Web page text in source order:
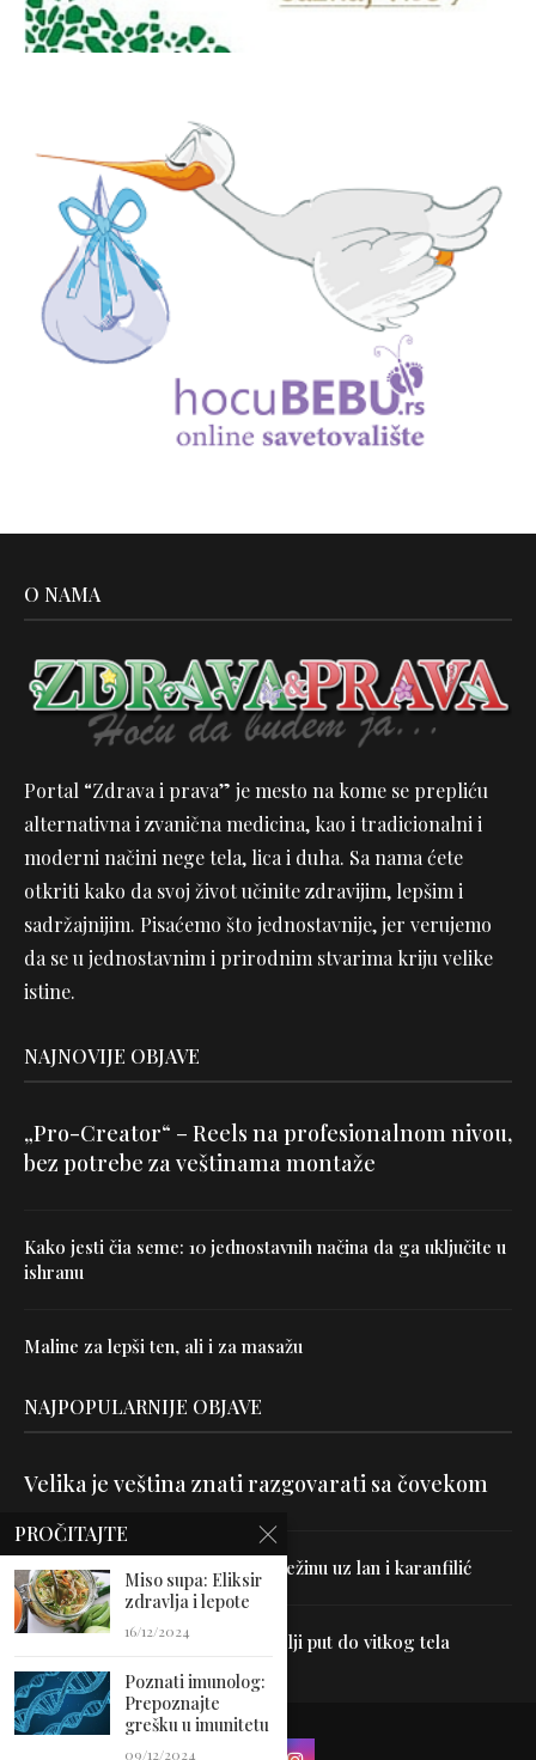
O NAMA
Portal “Zdrava i prava” je mesto na kome se prepliću
alternativna i zvanična medicina, kao i tradicionalni i
moderni načini nege tela, lica i duha. Sa nama ćete
otkriti kako da svoj život učinite zdravijim, lepšim i
sadržajnijim. Pisaćemo što jednostavnije, jer verujemo
da se u jednostavnim i prirodnim stvarima kriju velike
istine.
NAJNOVIJE OBJAVE
„Pro-Creator“ – Reels na profesionalnom nivou,
bez potrebe za veštinama montaže
Kako jesti čia seme: 10 jednostavnih načina da ga uključite u
ishranu
Maline za lepši ten, ali i za masažu
NAJPOPULARNIJE OBJAVE
Velika je veština znati razgovarati sa čovekom
Uništite parazite i normalizujte težinu uz lan i karanfilić
Dr Hajder: Akupunktura je najbolji put do vitkog tela
PROČITAJTE
Miso supa: Eliksir
zdravlja i lepote
16/12/2024
Poznati imunolog:
Prepoznajte
grešku u imunitetu
09/12/2024